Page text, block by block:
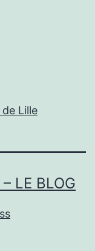
Lille
LE BLOG